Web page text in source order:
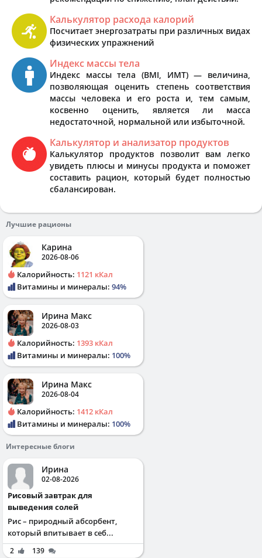
Калькулятор расхода калорий
Посчитает энергозатраты при различных видах
физических упражнений
Индекс массы тела
Индекс массы тела (BMI, ИМТ) — величина,
позволяющая оценить степень соответствия
массы человека и его роста и, тем самым,
косвенно оценить, является ли масса
недостаточной, нормальной или избыточной.
Калькулятор и анализатор продуктов
Калькулятор продуктов позволит вам легко
увидеть плюсы и минусы продукта и поможет
составить рацион, который будет полностью
сбалансирован.
Лучшие рационы
Карина
2026-08-06
Калорийность: 1121 кКал
Витамины и минералы: 94%
Ирина Макс
2026-08-03
Калорийность: 1393 кКал
Витамины и минералы: 100%
Ирина Макс
2026-08-04
Калорийность: 1412 кКал
Витамины и минералы: 100%
Интересные блоги
Ирина
02-08-2026
Рисовый завтрак для
выведения солей
Рис – природный абсорбент,
который впитывает в себ...
2 139